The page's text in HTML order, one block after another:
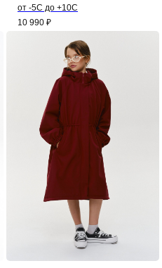
от -5С до +10С
10 990 ₽